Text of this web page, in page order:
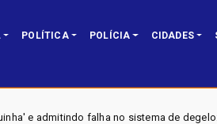
POLÍTICA POLÍCIA CIDADES
sistema de degelo: 'Essa b** não tá